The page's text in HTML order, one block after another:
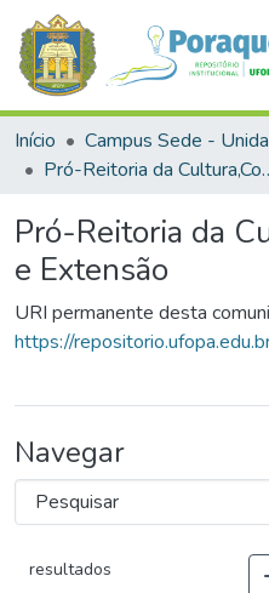
Início
Pró-Reitoria da
Pró-Reitoria da
e Extensão
URI permanente desta
https://
Navegar
resultados